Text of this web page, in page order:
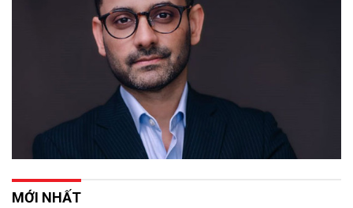
MỚI NHẤT